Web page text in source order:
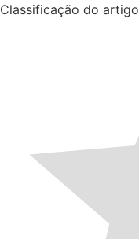
Classificação do artigo